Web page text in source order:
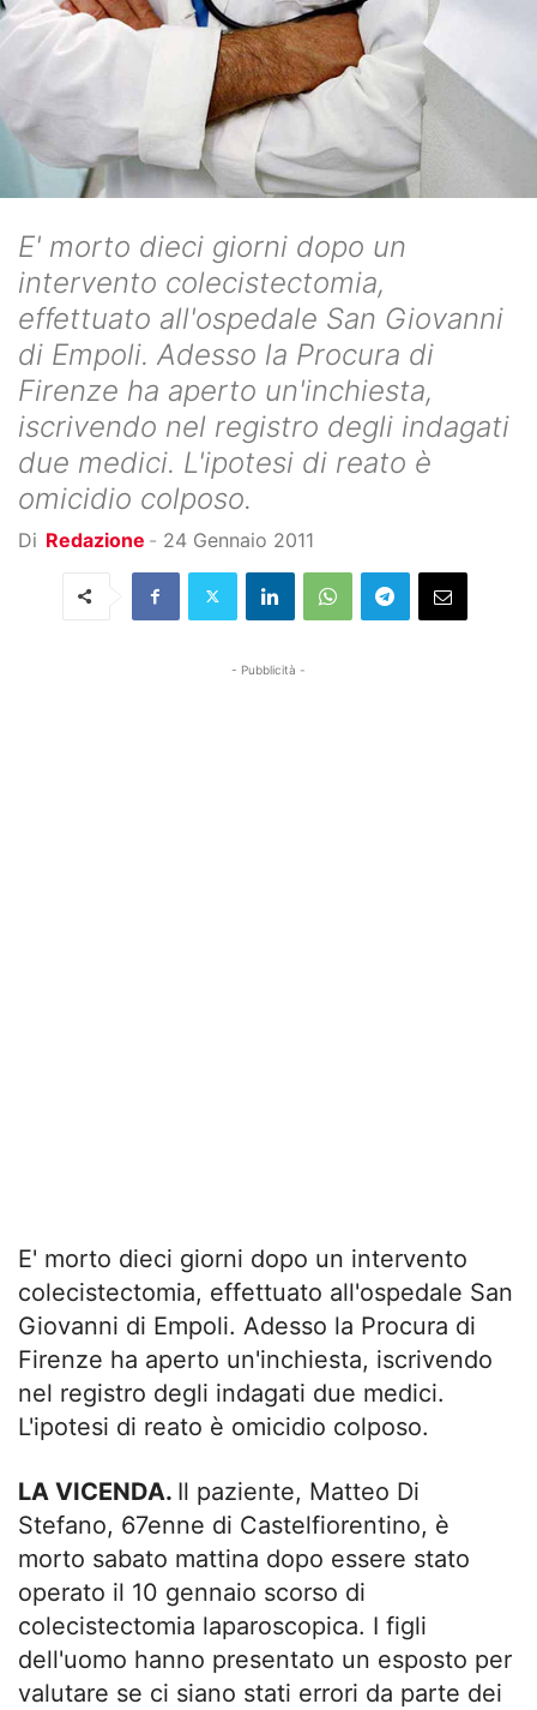
E' morto dieci giorni dopo un
intervento colecistectomia,
effettuato all'ospedale San Giovanni
di Empoli. Adesso la Procura di
Firenze ha aperto un'inchiesta,
iscrivendo nel registro degli indagati
due medici. L'ipotesi di reato è
omicidio colposo.
Di Redazione - 24 Gennaio 2011
- Pubblicità -
E' morto dieci giorni dopo un intervento
colecistectomia, effettuato all'ospedale San
Giovanni di Empoli. Adesso la Procura di
Firenze ha aperto un'inchiesta, iscrivendo
nel registro degli indagati due medici.
L'ipotesi di reato è omicidio colposo.
LA VICENDA. Il paziente, Matteo Di
Stefano, 67enne di Castelfiorentino, è
morto sabato mattina dopo essere stato
operato il 10 gennaio scorso di
colecistectomia laparoscopica. I figli
dell'uomo hanno presentato un esposto per
valutare se ci siano stati errori da parte dei